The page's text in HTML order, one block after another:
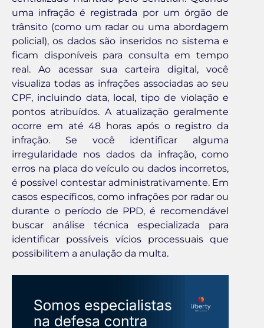
uma infração é registrada por um órgão de
trânsito (como um radar ou uma abordagem
policial), os dados são inseridos no sistema e
ficam disponíveis para consulta em tempo
real. Ao acessar sua carteira digital, você
visualiza todas as infrações associadas ao seu
CPF, incluindo data, local, tipo de violação e
pontos atribuídos. A atualização geralmente
ocorre em até 48 horas após o registro da
infração. Se você identificar alguma
irregularidade nos dados da infração, como
erros na placa do veículo ou dados incorretos,
é possível contestar administrativamente. Em
casos específicos, como infrações por radar ou
durante o período de PPD, é recomendável
buscar análise técnica especializada para
identificar possíveis vícios processuais que
possibilitem a anulação da multa.